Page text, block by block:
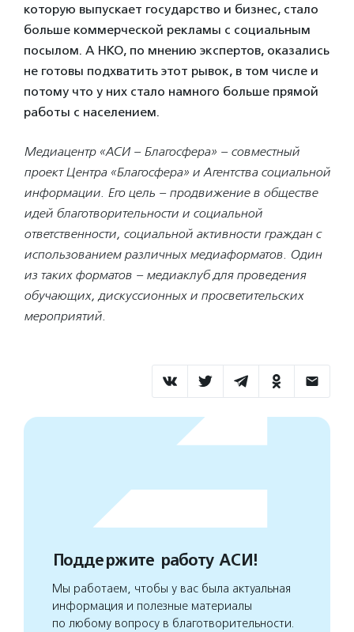
которую выпускает государство и бизнес, стало
больше коммерческой рекламы с социальным
посылом. А НКО, по мнению экспертов, оказались
не готовы подхватить этот рывок, в том числе и
потому что у них стало намного больше прямой
работы с населением.
Медиацентр «АСИ – Благосфера» – совместный
проект Центра «Благосфера» и Агентства социальной
информации. Его цель – продвижение в обществе
идей благотворительности и социальной
ответственности, социальной активности граждан с
использованием различных медиаформатов. Один
из таких форматов – медиаклуб для проведения
обучающих, дискуссионных и просветительских
мероприятий.
Поддержите работу АСИ!
Мы работаем, чтобы у вас была актуальная
информация и полезные материалы
по любому вопросу в благотворительности.